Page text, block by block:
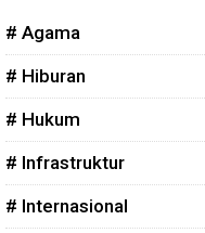
# Agama
# Hiburan
# Hukum
# Infrastruktur
# Internasional